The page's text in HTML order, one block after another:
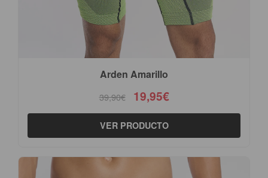
Arden Amarillo
39,90€ 19,95€
VER PRODUCTO